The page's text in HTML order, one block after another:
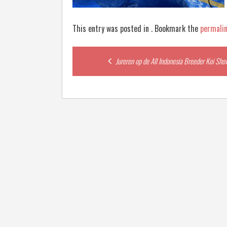
This entry was posted in . Bookmark the
navigation
Jureren op de All Indonesia Breeder Koi